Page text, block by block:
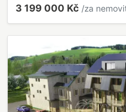
3 199 000 Kč /za